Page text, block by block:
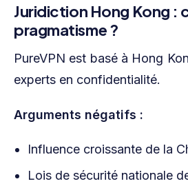
Juridiction Hong Kong :
pragmatisme ?
PureVPN est basé à Hong
experts en confidentialité.
Arguments négatifs :
Influence croissante de la
Lois de sécurité nationale